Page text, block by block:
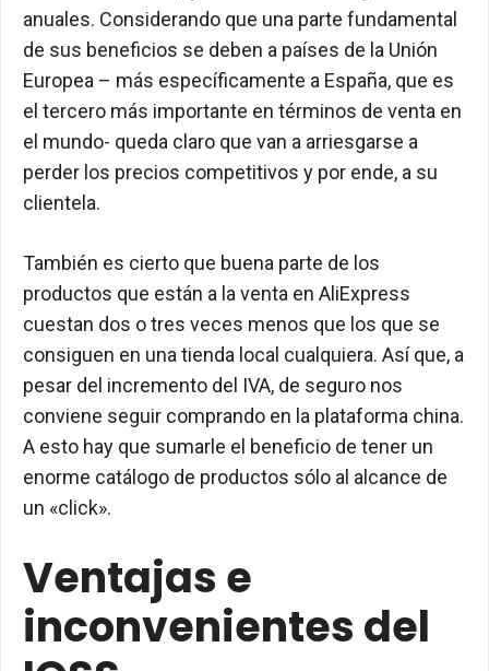
anuales. Considerando que una parte fundamental
de sus beneficios se deben a países de la Unión
Europea – más específicamente a España, que es
el tercero más importante en términos de venta en
el mundo- queda claro que van a arriesgarse a
perder los precios competitivos y por ende, a su
clientela.
También es cierto que buena parte de los
productos que están a la venta en AliExpress
cuestan dos o tres veces menos que los que se
consiguen en una tienda local cualquiera. Así que, a
pesar del incremento del IVA, de seguro nos
conviene seguir comprando en la plataforma china.
A esto hay que sumarle el beneficio de tener un
enorme catálogo de productos sólo al alcance de
un «click».
Ventajas e
inconvenientes del